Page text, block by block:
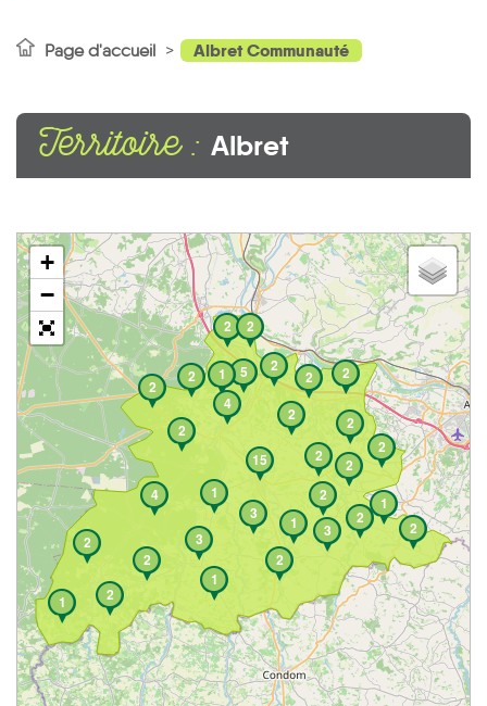
Page d'accueil Albret Communauté
Territoire : Albret
1
2
2
2
2
2
2
2
3
3
2
1
1
4
3
2
2
1
2
2
15
2
2
2
4
2
1
1
2
2
2
5
2
+
−